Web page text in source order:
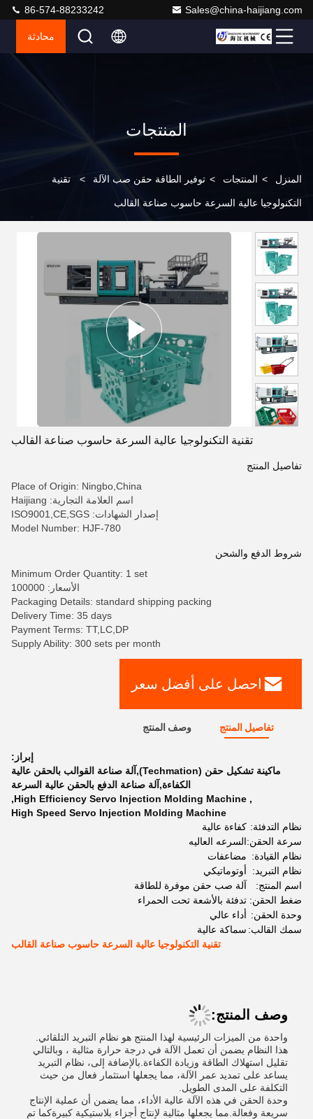
Sales@china-haijiang.com
86-574-88233242
محادثة
المنتجات
المنزل > المنتجات > توفير الطاقة حقن صب الآلة > تقنية
التكنولوجيا عالية السرعة حاسوب صناعة القالب
تقنية التكنولوجيا عالية السرعة حاسوب صناعة القالب
تفاصيل المنتج
Place of Origin: Ningbo,China
اسم العلامة التجارية: Haijiang
إصدار الشهادات: ISO9001,CE,SGS
Model Number: HJF-780
شروط الدفع والشحن
Minimum Order Quantity: 1 set
الأسعار: 100000
Packaging Details: standard shipping packing
Delivery Time: 35 days
Payment Terms: TT,LC,DP
Supply Ability: 300 sets per month
احصل على أفضل سعر
تفاصيل المنتج وصف المنتج
إبراز:
ماكينة تشكيل حقن (Techmation),آلة صناعة القوالب بالحقن عالية
الكفاءة,آلة صناعة الدفع بالحقن عالية السرعة
,
High Efficiency Servo Injection Molding Machine
,
High Speed Servo Injection Molding Machine
نظام التدفئة: كفاءة عالية
سرعة الحقن:السرعه العاليه
نظام القيادة: مضاعفات
نظام التبريد:
أوتوماتيكي
اسم المنتج:
آلة صب حقن موفرة للطاقة
ضغط الحقن: تدفئة بالأشعة تحت الحمراء
وحدة الحقن: أداء عالي
سمك القالب: سماكة عالية
تقنية التكنولوجيا عالية السرعة حاسوب صناعة القالب
وصف المنتج:
واحدة من الميزات الرئيسية لهذا المنتج هو نظام التبريد التلقائي.
هذا النظام يضمن أن تعمل الآلة في درجة حرارة مثالية ، وبالتالي
تقليل استهلاك الطاقة وزيادة الكفاءة.بالإضافة إلى، نظام التبريد
يساعد على تمديد عمر الآلة، مما يجعلها استثمار فعال من حيث
التكلفة على المدى الطويل.
وحدة الحقن في هذه الآلة عالية الأداء، مما يضمن أن عملية الإنتاج
سريعة وفعالة.مما يجعلها مثالية لإنتاج أجزاء بلاستيكية كبيرةكما تم